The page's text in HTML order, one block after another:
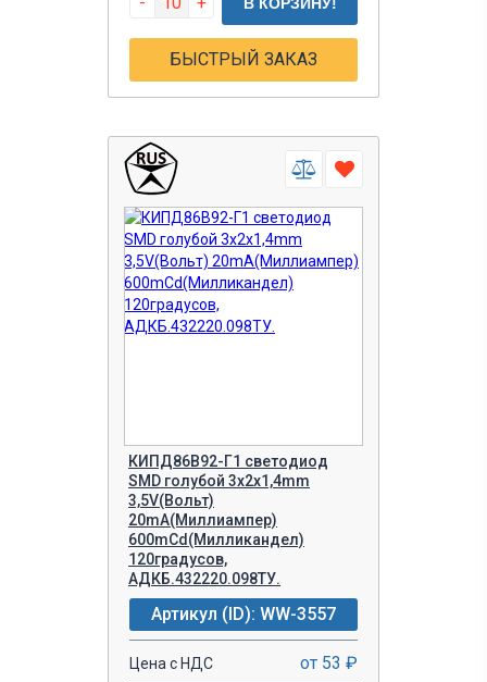
БЫСТРЫЙ ЗАКАЗ
КИПД86В92-Г1 светодиод
SMD голубой 3х2х1,4mm
3,5V(Вольт)
20mA(Миллиампер)
600mCd(Милликандел)
120градусов,
АДКБ.432220.098ТУ.
Артикул (ID): WW-3557
Цена с НДС от 53 ₽